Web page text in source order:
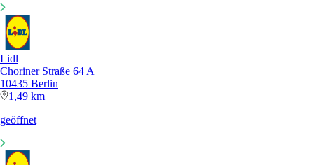
Lidl
Choriner Straße 64 A
10435 Berlin
1,49 km
geöffnet